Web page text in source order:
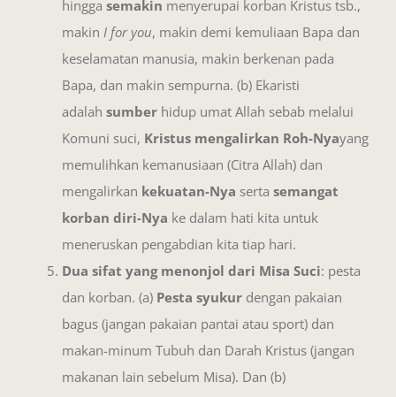
hingga semakin menyerupai korban Kristus tsb.,
makin I for you, makin demi kemuliaan Bapa dan
keselamatan manusia, makin berkenan pada
Bapa, dan makin sempurna. (b) Ekaristi
adalah sumber hidup umat Allah sebab melalui
Komuni suci, Kristus mengalirkan Roh-Nyayang
memulihkan kemanusiaan (Citra Allah) dan
mengalirkan kekuatan-Nya serta semangat
korban diri-Nya ke dalam hati kita untuk
meneruskan pengabdian kita tiap hari.
Dua sifat yang menonjol dari Misa Suci: pesta
dan korban. (a) Pesta syukur dengan pakaian
bagus (jangan pakaian pantai atau sport) dan
makan-minum Tubuh dan Darah Kristus (jangan
makanan lain sebelum Misa). Dan (b)